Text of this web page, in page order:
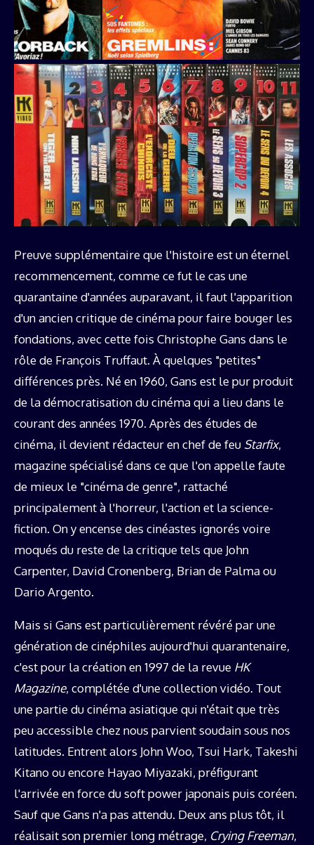
Preuve supplémentaire que l'histoire est un éternel
recommencement, comme ce fut le cas une
quarantaine d'années auparavant, il faut l'apparition
d'un ancien critique de cinéma pour faire bouger les
fondations, avec cette fois Christophe Gans dans le
rôle de François Truffaut. À quelques "petites"
différences près. Né en 1960, Gans est le pur produit
de la démocratisation du cinéma qui a lieu dans le
courant des années 1970. Après des études de
cinéma, il devient rédacteur en chef de feu Starfix,
magazine spécialisé dans ce que l'on appelle faute
de mieux le "cinéma de genre", rattaché
principalement à l'horreur, l'action et la science-
fiction. On y encense des cinéastes ignorés voire
moqués du reste de la critique tels que John
Carpenter, David Cronenberg, Brian de Palma ou
Dario Argento.
Mais si Gans est particulièrement révéré par une
génération de cinéphiles aujourd'hui quarantenaire,
c'est pour la création en 1997 de la revue HK
Magazine, complétée d'une collection vidéo. Tout
une partie du cinéma asiatique qui n'était que très
peu accessible chez nous parvient soudain sous nos
latitudes. Entrent alors John Woo, Tsui Hark, Takeshi
Kitano ou encore Hayao Miyazaki, préfigurant
l'arrivée en force du soft power japonais puis coréen.
Sauf que Gans n'a pas attendu. Deux ans plus tôt, il
réalisait son premier long métrage, Crying Freeman,